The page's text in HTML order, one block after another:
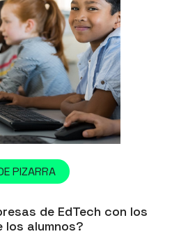
PIZARRA
de EdTech con los
los alumnos?